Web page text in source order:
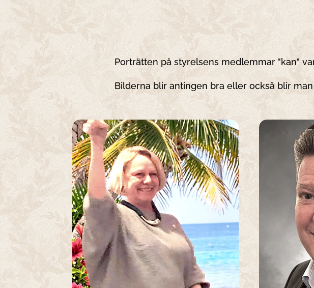
Porträtten på styrelsens medlemmar "kan"
Bilderna blir antingen bra eller också blir